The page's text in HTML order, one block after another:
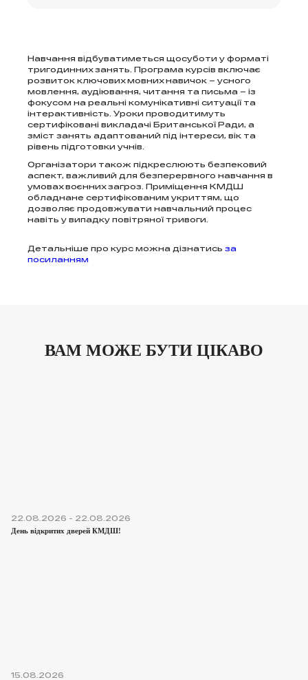
Навчання відбуватиметься щосуботи у форматі
тригодинних занять. Програма курсів включає
розвиток ключових мовних навичок – усного
мовлення, аудіювання, читання та письма – із
фокусом на реальні комунікативні ситуації та
інтерактивність. Уроки проводитимуть
сертифіковані викладачі Британської Ради, а
зміст занять адаптований під інтереси, вік та
рівень підготовки учнів.
Організатори також підкреслюють безпековий
аспект, важливий для безперервного навчання в
умовах воєнних загроз. Приміщення КМДШ
обладнане сертифікованим укриттям, що
дозволяє продовжувати навчальний процес
навіть у випадку повітряної тривоги.
Детальніше про курс можна дізнатись за
посиланням
ВАМ МОЖЕ БУТИ ЦІКАВО
22.08.2026 - 22.08.2026
День відкритих дверей КМДШ!
15.08.2026